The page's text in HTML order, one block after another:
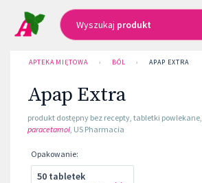
Wyszukaj produkt
APTEKA MIĘTOWA › BÓL › APAP EXTRA
Apap Extra
produkt dostępny bez recepty, tabletki powlekane,
paracetamol, US Pharmacia
Opakowanie:
50 tabletek